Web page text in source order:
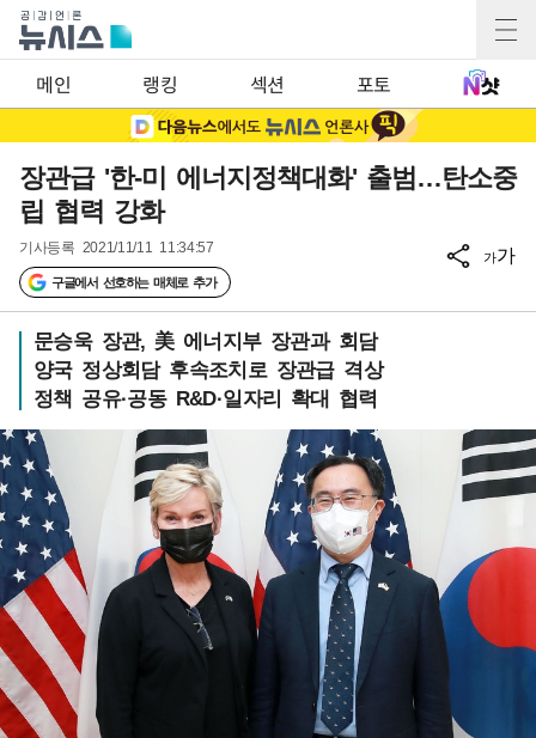
메인 랭킹 섹션 포토
장관급 '한-미 에너지정책대화' 출범…탄소중
립 협력 강화
기사등록 2021/11/11 11:34:57
구글에서 선호하는 매체로 추가
가가
문승욱 장관, 美 에너지부 장관과 회담
양국 정상회담 후속조치로 장관급 격상
정책 공유·공동 R&D·일자리 확대 협력